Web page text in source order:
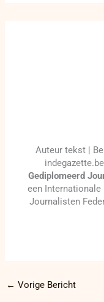
Auteur tekst |
Gediplomeerd
een Internationale
Journalisten
← Vorige Bericht